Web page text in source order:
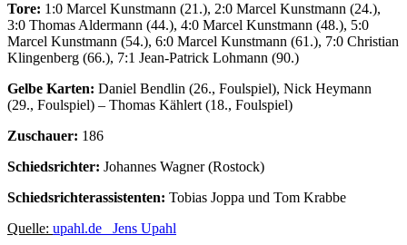
Tore: 1:0 Marcel Kunstmann (21.), 2:0 Marcel Kunstmann (24.),
3:0 Thomas Aldermann (44.), 4:0 Marcel Kunstmann (48.), 5:0
Marcel Kunstmann (54.), 6:0 Marcel Kunstmann (61.), 7:0 Christian
Klingenberg (66.), 7:1 Jean-Patrick Lohmann (90.)
Gelbe Karten: Daniel Bendlin (26., Foulspiel), Nick Heymann
(29., Foulspiel) – Thomas Kählert (18., Foulspiel)
Zuschauer: 186
Schiedsrichter: Johannes Wagner (Rostock)
Schiedsrichterassistenten: Tobias Joppa und Tom Krabbe
Quelle: upahl.de Jens Upahl